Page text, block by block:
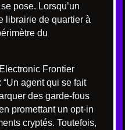
pose. Lorsqu’un
librairie de quartier à
du
Frontier
agent qui se fait
des garde-fous
promettant un opt-in
cryptés. Toutefois,